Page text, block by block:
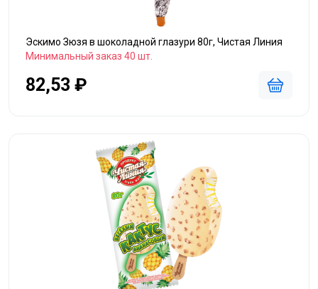
Эскимо Зюзя в шоколадной глазури 80г, Чистая Линия
Минимальный заказ 40 шт.
82,53 ₽